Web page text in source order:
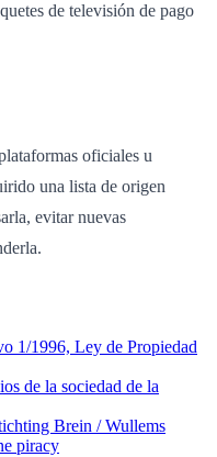
de televisión de pago
oficiales u
una lista de origen
evitar nuevas
1/1996, Ley de Propiedad
de la sociedad de la
Brein / Wullems
piracy